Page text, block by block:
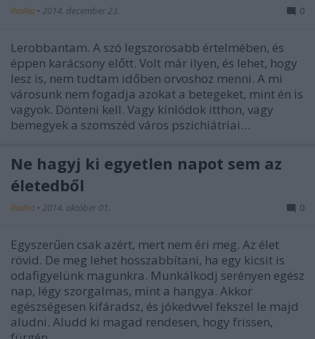
RiaRia • 2014. december 23. 0
Lerobbantam. A szó legszorosabb értelmében, és
éppen karácsony előtt. Volt már ilyen, és lehet, hogy
lesz is, nem tudtam időben orvoshoz menni. A mi
városunk nem fogadja azokat a betegeket, mint én is
vagyok. Dönteni kell. Vagy kínlódok itthon, vagy
bemegyek a szomszéd város pszichiátriai…
Ne hagyj ki egyetlen napot sem az
életedből
RiaRia • 2014. október 01. 0
Egyszerűen csak azért, mert nem éri meg. Az élet
rövid. De meg lehet hosszabbítani, ha egy kicsit is
odafigyelünk magunkra. Munkálkodj serényen egész
nap, légy szorgalmas, mint a hangya. Akkor
egészségesen kifáradsz, és jókedvvel fekszel le majd
aludni. Aludd ki magad rendesen, hogy frissen,